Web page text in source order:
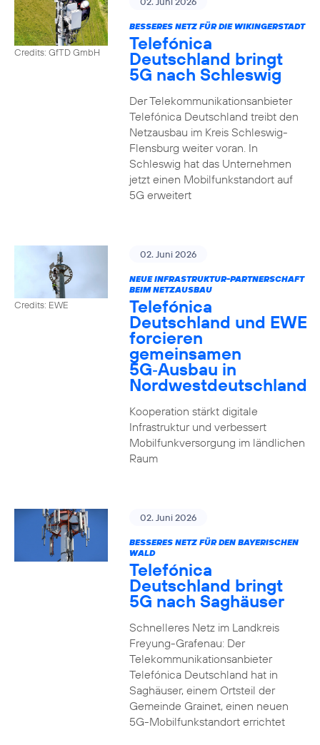
Credits: GfTD GmbH
BESSERES NETZ FÜR DIE WIKINGERSTADT
Telefónica
Deutschland bringt
5G nach Schleswig
Der Telekommunikationsanbieter
Telefónica Deutschland treibt den
Netzausbau im Kreis Schleswig-
Flensburg weiter voran. In
Schleswig hat das Unternehmen
jetzt einen Mobilfunkstandort auf
5G erweitert
Credits: EWE
02. Juni 2026
NEUE INFRASTRUKTUR-PARTNERSCHAFT
BEIM NETZAUSBAU
Telefónica
Deutschland und EWE
forcieren
gemeinsamen
5G‑Ausbau in
Nordwestdeutschland
Kooperation stärkt digitale
Infrastruktur und verbessert
Mobilfunkversorgung im ländlichen
Raum
02. Juni 2026
BESSERES NETZ FÜR DEN BAYERISCHEN
WALD
Telefónica
Deutschland bringt
5G nach Saghäuser
Schnelleres Netz im Landkreis
Freyung-Grafenau: Der
Telekommunikationsanbieter
Telefónica Deutschland hat in
Saghäuser, einem Ortsteil der
Gemeinde Grainet, einen neuen
5G-Mobilfunkstandort errichtet